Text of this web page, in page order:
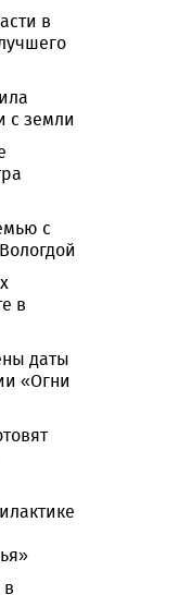
в
с земли
с
в
даты
«Огни
в